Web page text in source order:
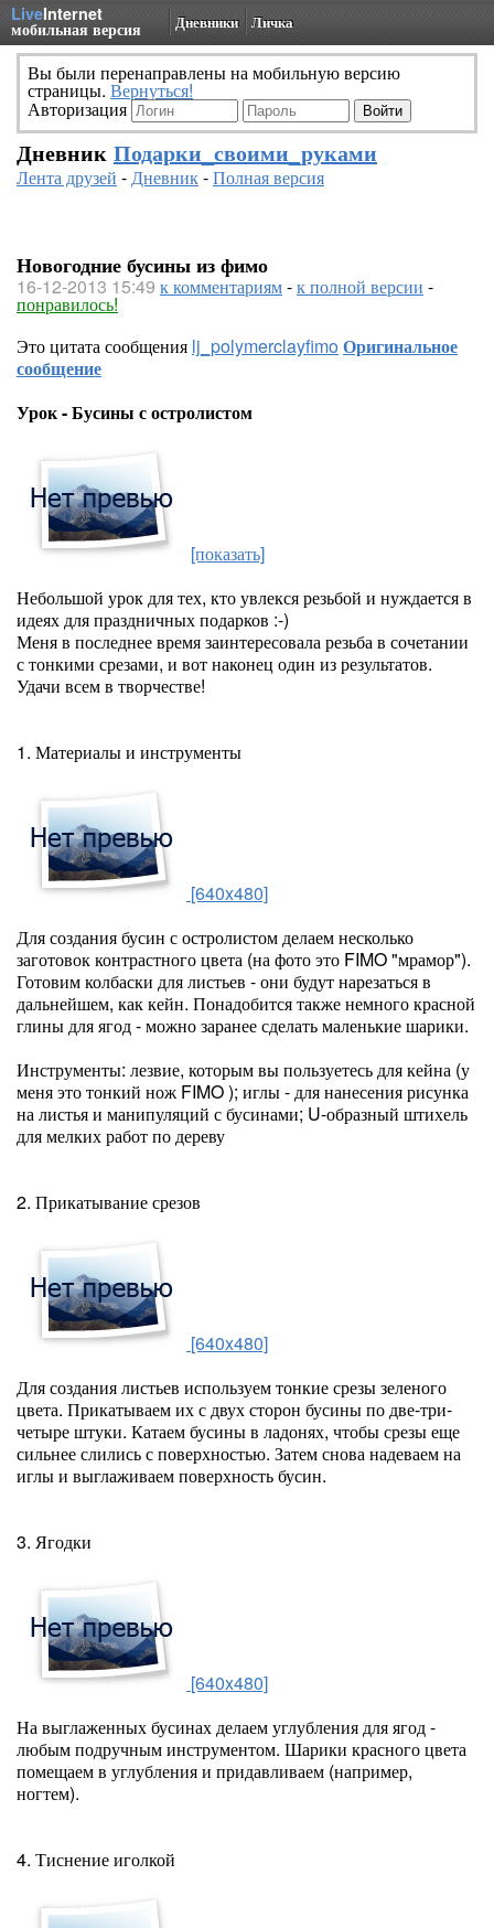
LiveInternet
мобильная версия Дневники Личка
Вы были перенаправлены на мобильную версию
страницы. Вернуться!
Авторизация
Дневник Подарки_своими_руками
Лента друзей -Дневник-Полная версия
Новогодние бусины из фимо
16-12-2013 15:49 к комментариям-к полной версии -
понравилось!
Это цитата сообщения lj_polymerclayfimoОригинальное
сообщение
Урок - Бусины с остролистом
[показать]
Небольшой урок для тех, кто увлекся резьбой и нуждается в
идеях для праздничных подарков :-)
Меня в последнее время заинтересовала резьба в сочетании
с тонкими срезами, и вот наконец один из результатов.
Удачи всем в творчестве!
1. Материалы и инструменты
[640x480]
Для создания бусин с остролистом делаем несколько
заготовок контрастного цвета (на фото это FIMO "мрамор").
Готовим колбаски для листьев - они будут нарезаться в
дальнейшем, как кейн. Понадобится также немного красной
глины для ягод - можно заранее сделать маленькие шарики.
Инструменты: лезвие, которым вы пользуетесь для кейна (у
меня это тонкий нож FIMO ); иглы - для нанесения рисунка
на листья и манипуляций с бусинами; U-образный штихель
для мелких работ по дереву
2. Прикатывание срезов
[640x480]
Для создания листьев используем тонкие срезы зеленого
цвета. Прикатываем их с двух сторон бусины по две-три-
четыре штуки. Катаем бусины в ладонях, чтобы срезы еще
сильнее слились с поверхностью. Затем снова надеваем на
иглы и выглаживаем поверхность бусин.
3. Ягодки
[640x480]
На выглаженных бусинах делаем углубления для ягод -
любым подручным инструментом. Шарики красного цвета
помещаем в углубления и придавливаем (например,
ногтем).
4. Тиснение иголкой